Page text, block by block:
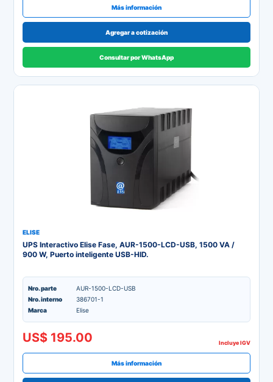
Más información
Agregar a cotización
Consultar por WhatsApp
ELISE
UPS Interactivo Elise Fase, AUR-1500-LCD-USB, 1500 VA /
900 W, Puerto inteligente USB-HID.
Nro. parte
AUR-1500-LCD-USB
Nro. interno
386701-1
Marca
Elise
US$ 195.00 Incluye IGV
Más información